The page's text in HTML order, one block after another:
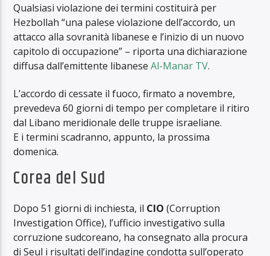
Qualsiasi violazione dei termini costituirà per
Hezbollah “una palese violazione dell’accordo, un
attacco alla sovranità libanese e l’inizio di un nuovo
capitolo di occupazione” – riporta una dichiarazione
diffusa dall’emittente libaneseAl-Manar TV.
L’accordo di cessate il fuoco, firmato a novembre,
prevedeva 60 giorni di tempo per completare il ritiro
dal Libano meridionale delle truppe israeliane.
E i termini scadranno, appunto, la prossima
domenica.
Corea del Sud
Dopo 51 giorni di inchiesta, il CIO (Corruption
Investigation Office), l’ufficio investigativo sulla
corruzione sudcoreano, ha consegnato alla procura
di Seul i risultati dell’indagine condotta sull’operato